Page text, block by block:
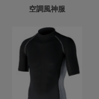
空調風神服